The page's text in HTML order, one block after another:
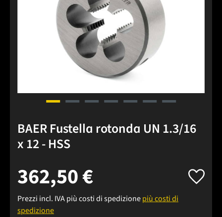
BAER Fustella rotonda UN 1.3/16
x 12 - HSS
362,50 €
Prezzi incl. IVA più costi di spedizionepiù costi di
spedizione